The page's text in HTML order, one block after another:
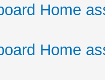
Home
Home